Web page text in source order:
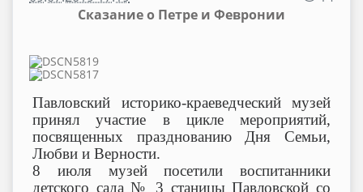
Сказание о Петре и Февронии
Павловский историко-краеведческий музей
принял участие в цикле мероприятий,
посвященных празднованию Дня Семьи,
Любви и Верности.
8 июля музей посетили воспитанники
детского сада № 3 станицы Павловской со